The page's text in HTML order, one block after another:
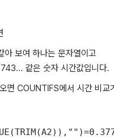
아 보여 하나는 문자열이고
같은 숫자 시간값입니다.
면 COUNTIFS에서 시간 비교
(TRIM(A2) ) , "" )=